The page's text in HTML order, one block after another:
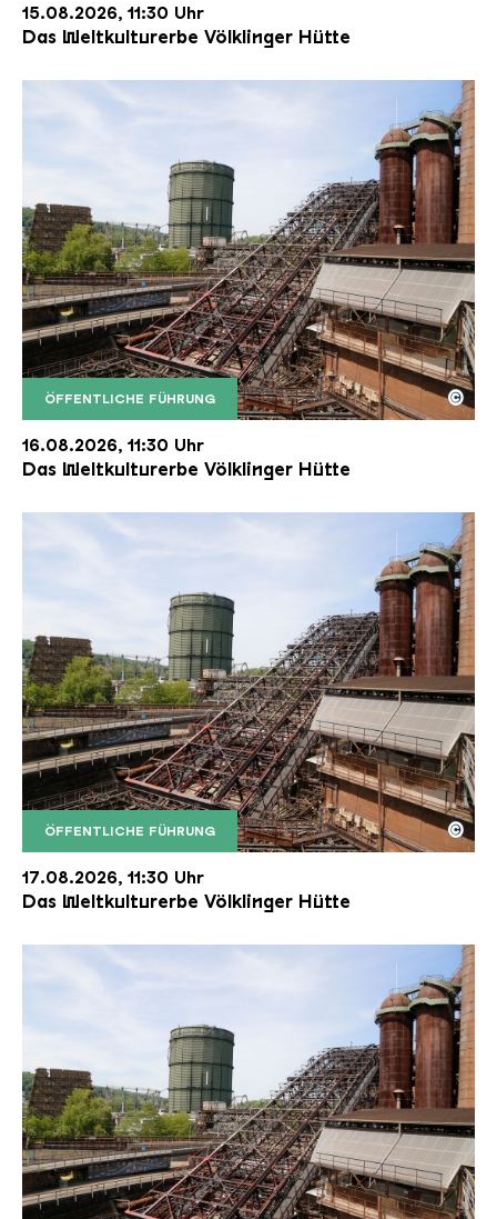
15.08.2026, 11:30 Uhr
Das Weltkulturerbe Völklinger Hütte
ÖFFENTLICHE FÜHRUNG
Der Erzschrägaufzug der Völklinger Hütte mit
Copyright: Weltkulturerbe Völklinger Hütte | Karl
©
16.08.2026, 11:30 Uhr
Das Weltkulturerbe Völklinger Hütte
ÖFFENTLICHE FÜHRUNG
Der Erzschrägaufzug der Völklinger Hütte mit
Copyright: Weltkulturerbe Völklinger Hütte | Karl
©
17.08.2026, 11:30 Uhr
Das Weltkulturerbe Völklinger Hütte